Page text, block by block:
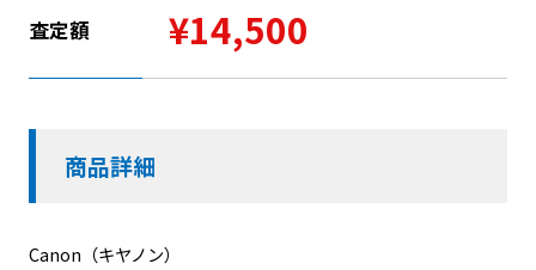
査定額 ¥14,500
商品詳細
Canon（キヤノン）